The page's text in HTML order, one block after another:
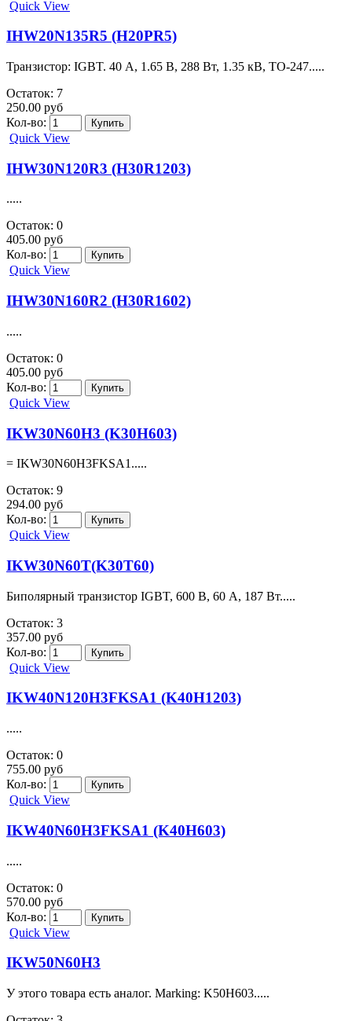
У этого товара есть аналог. марк.-G30H603.....
235.00 руб
Кол-во:
Quick View
IGW40T120FKSA1 транзистор
.....
1 050.00 руб
Кол-во:
Quick View
IHW15N120R3 (H15R1203)
.....
159.00 руб
Кол-во:
Quick View
IHW20N135R5 (H20PR5)
Транзистор: IGBT. 40 А, 1.65 В, 288 Вт, 1.35 кВ, TO-247.....
250.00 руб
Кол-во:
Quick View
IHW30N120R3 (H30R1203)
.....
405.00 руб
Кол-во:
Quick View
IHW30N160R2 (H30R1602)
.....
405.00 руб
Кол-во:
Quick View
IKW30N60H3 (K30H603)
= IKW30N60H3FKSA1.....
294.00 руб
Кол-во:
Quick View
IKW30N60T(K30T60)
Биполярный транзистор IGBT, 600 В, 60 А, 187 Вт.....
357.00 руб
Кол-во: